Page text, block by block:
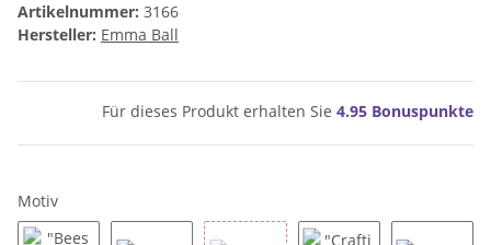
Artikelnummer: 3166
Hersteller: Emma Ball
Für dieses Produkt erhalten Sie 4.95 Bonuspunkte
Motiv